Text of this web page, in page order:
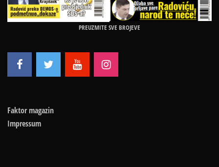
PREUZMITE SVE BROJEVE
Faktor magazin
Impressum